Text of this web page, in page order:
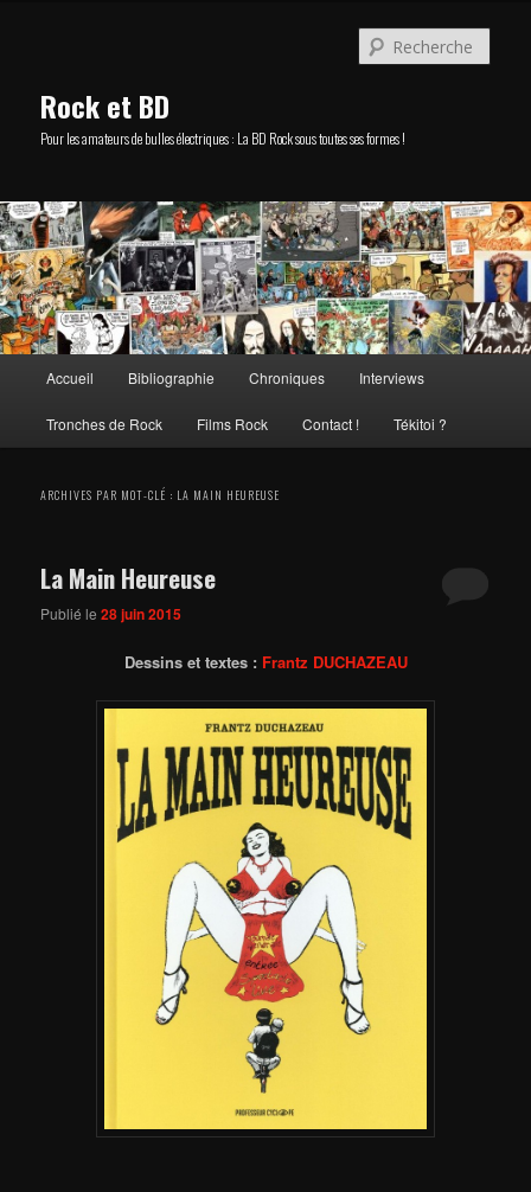
Rock et BD
Pour les amateurs de bulles électriques : La BD Rock sous toutes ses formes !
principal
Accueil Bibliographie Chroniques Interviews
Tronches de Rock Films Rock Contact ! Tékitoi ?
ARCHIVES PAR MOT-CLÉ : LA MAIN HEUREUSE
La Main Heureuse
Publié le28 juin 2015
Dessins et textes : Frantz DUCHAZEAU